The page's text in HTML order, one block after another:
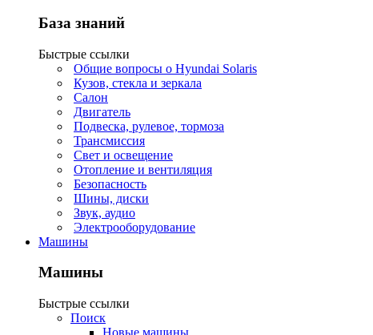
База знаний
Быстрые ссылки
Общие вопросы о Hyundai Solaris
Кузов, стекла и зеркала
Салон
Двигатель
Подвеска, рулевое, тормоза
Трансмиссия
Свет и освещение
Отопление и вентиляция
Безопасность
Шины, диски
Звук, аудио
Электрооборудование
Машины
Машины
Быстрые ссылки
Поиск
Новые машины